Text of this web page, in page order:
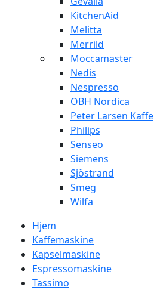
KitchenAid
Melitta
Merrild
Moccamaster
Nedis
Nespresso
OBH Nordica
Peter Larsen Kaffe
Philips
Senseo
Siemens
Sjöstrand
Smeg
Wilfa
Hjem
Kaffemaskine
Kapselmaskine
Espressomaskine
Tassimo